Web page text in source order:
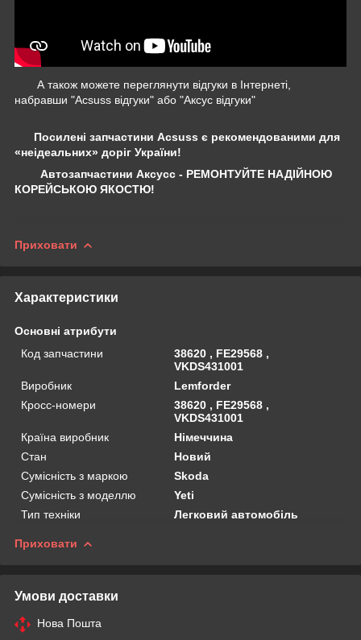
А також можете переглянути відгуки в Інтернеті,
набравши "Acsuss відгуки" або "Аксус відгуки"
Посилені запчастини Acsuss є рекомендованими для
«неідеальних» доріг України!
Автозапчастини Аксусс - РЕМОНТУЙТЕ НАДІЙНОЮ
КОРЕЙСЬКОЮ ЯКОСТЮ!
Приховати
Характеристики
Основні атрибути
Код запчастини
38620 , FE29568 ,
VKDS431001
Виробник
Lemforder
Кросс-номери
38620 , FE29568 ,
VKDS431001
Країна виробник
Німеччина
Стан
Новий
Сумісність з маркою
Skoda
Сумісність з моделлю
Yeti
Тип техніки
Легковий автомобіль
Приховати
Умови доставки
Нова Пошта